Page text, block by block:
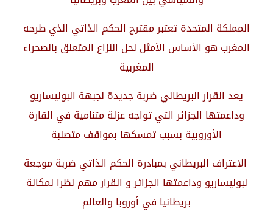
المملكة المتحدة تعتبر مقترح الحكم الذاتي الذي طرحه
المغرب هو الأساس الأمثل لحل النزاع المتعلق بالصحراء
المغربية
يعد القرار البريطاني ضربة جديدة لجبهة البوليساريو
وداعمتها الجزائر التي تواجه عزلة متنامية في القارة
الأوروبية بسبب تمسكها بمواقف متصلبة
الاعتراف البريطاني بمبادرة الحكم الذاتي ضربة موجعة
لبوليساريو وداعمتها الجزائر و القرار مهم نظرا لمكانة
بريطانيا في أوروبا والعالم